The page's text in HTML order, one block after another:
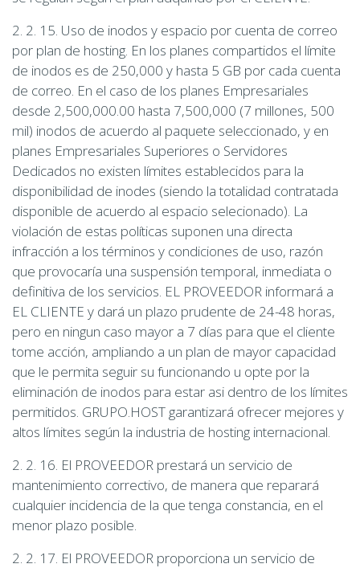
2. 2. 15. Uso de inodos y espacio por cuenta de correo
por plan de hosting. En los planes compartidos el límite
de inodos es de 250,000 y hasta 5 GB por cada cuenta
de correo. En el caso de los planes Empresariales
desde 2,500,000.00 hasta 7,500,000 (7 millones, 500
mil) inodos de acuerdo al paquete seleccionado, y en
planes Empresariales Superiores o Servidores
Dedicados no existen límites establecidos para la
disponibilidad de inodes (siendo la totalidad contratada
disponible de acuerdo al espacio selecionado). La
violación de estas políticas suponen una directa
infracción a los términos y condiciones de uso, razón
que provocaría una suspensión temporal, inmediata o
definitiva de los servicios. EL PROVEEDOR informará a
EL CLIENTE y dará un plazo prudente de 24-48 horas,
pero en ningun caso mayor a 7 días para que el cliente
tome acción, ampliando a un plan de mayor capacidad
que le permita seguir su funcionando u opte por la
eliminación de inodos para estar asi dentro de los límites
permitidos. GRUPO.HOST garantizará ofrecer mejores y
altos límites según la industria de hosting internacional.
2. 2. 16. El PROVEEDOR prestará un servicio de
mantenimiento correctivo, de manera que reparará
cualquier incidencia de la que tenga constancia, en el
menor plazo posible.
2. 2. 17. El PROVEEDOR proporciona un servicio de